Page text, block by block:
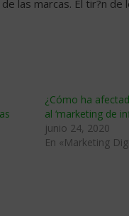
las marcas. El tir?n
¿Cómo ha
al ‘marketing de
junio 24, 2020
En «Marketing